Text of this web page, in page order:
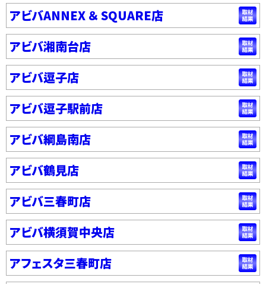
アビバANNEX ＆ SQUARE店
アビバ湘南台店
アビバ逗子店
アビバ逗子駅前店
アビバ綱島南店
アビバ鶴見店
アビバ三春町店
アビバ横須賀中央店
アフェスタ三春町店